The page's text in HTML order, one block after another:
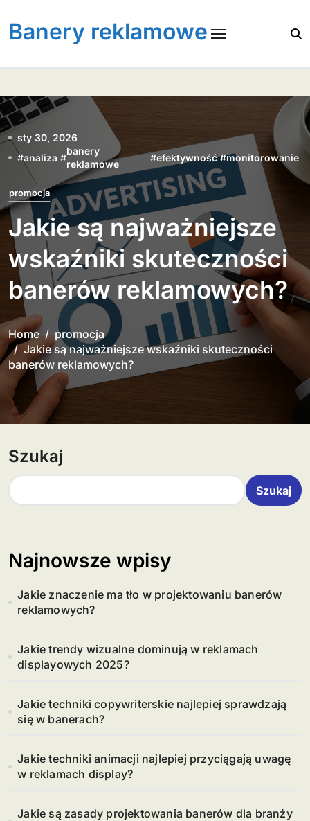
content
Banery reklamowe
sty 30, 2026
#analiza #
banery
reklamowe
#efektywność #monitorowanie
promocja
Jakie są najważniejsze
wskaźniki skuteczności
banerów reklamowych?
Home
promocja
Jakie są najważniejsze wskaźniki skuteczności
banerów reklamowych?
Szukaj
Szukaj
Najnowsze wpisy
Jakie znaczenie ma tło w projektowaniu banerów
reklamowych?
Jakie trendy wizualne dominują w reklamach
displayowych 2025?
Jakie techniki copywriterskie najlepiej sprawdzają
się w banerach?
Jakie techniki animacji najlepiej przyciągają uwagę
w reklamach display?
Jakie są zasady projektowania banerów dla branży